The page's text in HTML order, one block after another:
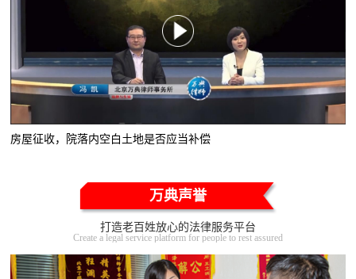
房屋征收，院落内空白土地是否应当补偿
万典声誉
打造老百姓放心的法律服务平台
Create a legal service platform for people to rest assured